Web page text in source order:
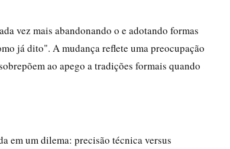
vez mais abandonando o e adotando formas
já dito". A mudança reflete uma preocupação
ao apego a tradições formais quando
em um dilema: precisão técnica versus